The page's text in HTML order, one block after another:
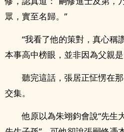
眾，實至名歸。”
“我看了他的策對，真心稱
本事高中榜眼，並非因為父親
聽完這話，張居正怔愣在
交集。
他原以為朱翊鈞會說“先生